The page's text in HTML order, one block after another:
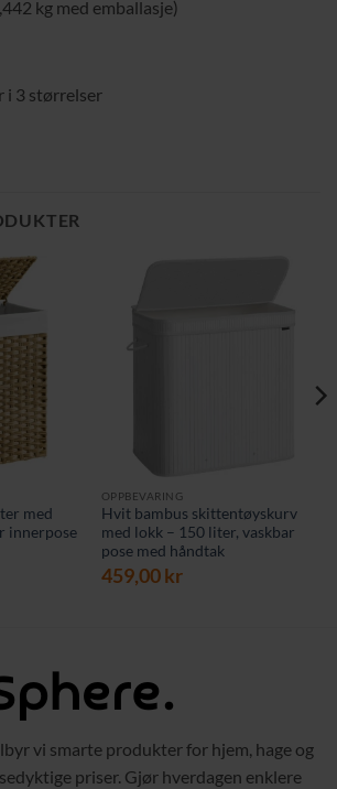
kg med emballasje)
i 3 størrelser
med
innerpose
OPPBEVARING
Hvit bambus skittentøyskurv
med lokk – 150 liter, vaskbar
pose med håndtak
459,00kr
vi smarte produkter for hjem, hage og
priser. Gjør hverdagen enklere